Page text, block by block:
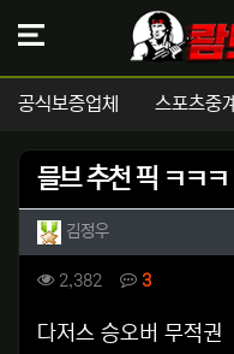
공식보증업체 스포츠중계
믈브 추천 픽 ㅋㅋㅋ
작성자 정보
김정우작성
컨텐츠 정보
2,382 조회 3댓글
본문
다저스 승오버 무적권